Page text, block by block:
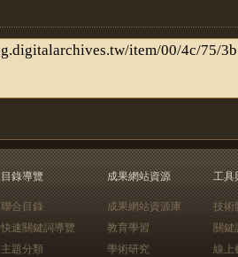
目錄導覽
聯合目錄
快速關鍵詞導覽
主題分類
成果網站資源
成果網站資源庫
教育學習
學術研究
工具
技術
關鍵
線上